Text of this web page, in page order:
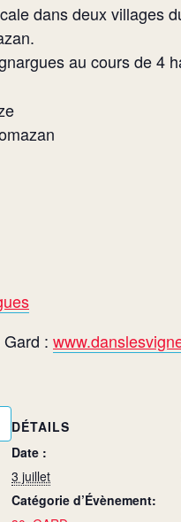
dans deux villages
au cours de 4
Gard :
DÉTAILS
Date :
3 juillet
Catégorie d’Évènement: